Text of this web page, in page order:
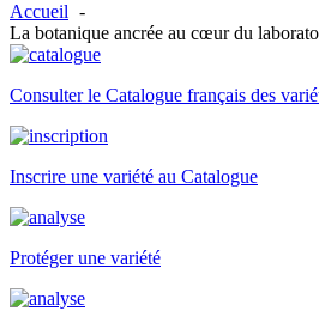
Accueil
La botanique ancrée au cœur du
Consulter le Catalogue français des
Inscrire une variété au Catalogue
Protéger une variété